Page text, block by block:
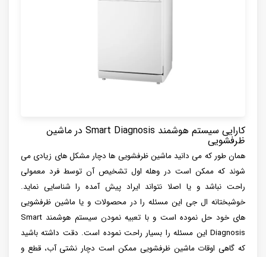
کارایی سیستم هوشمند Smart Diagnosis در ماشین
ظرفشویی
همان طور که می دانید ماشین ظرفشویی ها دچار مشکل های زیادی می
شوند که ممکن است در وهله اول تشخیص آن توسط فرد معمولی
راحت نباشد و یا اصلا نتواند ایراد پیش آمده را شناسایی نماید.
خوشبختانه ال جی این مسئله را در محصولات و یا ماشین ظرفشویی
های خود حل نموده است و با تعبیه نمودن سیستم هوشمند Smart
Diagnosis این مسئله را بسیار راحت نموده است. دقت داشته باشید
که گاهی اوقات ماشین ظرفشویی ممکن است دچار نشتی آب، قطع و